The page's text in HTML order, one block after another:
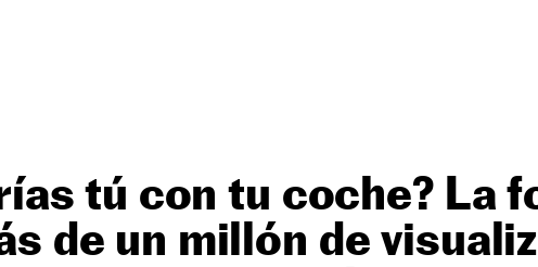
tú con tu coche? La
de un millón de